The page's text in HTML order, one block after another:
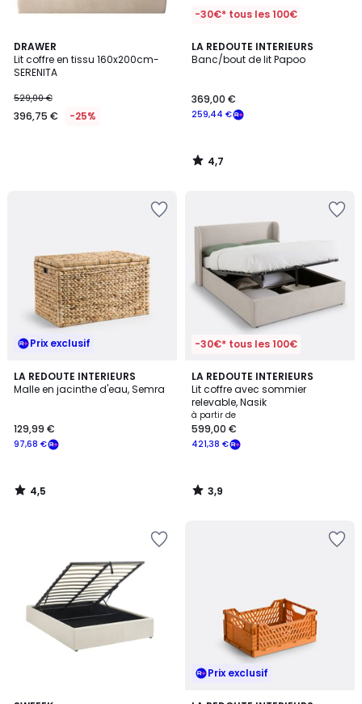
DRAWER
Lit coffre en tissu 160x200cm-
SERENITA
529,00 €
396,75 € -25%
-30€* tous les 100€
LA REDOUTE INTERIEURS
Banc/bout de lit Papoo
259,44 €
369,00 €
4,7
/ 5
4,7
/
Prix exclusif
LA REDOUTE INTERIEURS
Malle en jacinthe d'eau, Semra
97,68 €
129,99 €
4,5
/ 5
4,5
/
-30€* tous les 100€
LA REDOUTE INTERIEURS
Lit coffre avec sommier
relevable, Nasik
à partir de
421,38 €
599,00 €
3,9
/ 5
3,9
/
Prix exclusif